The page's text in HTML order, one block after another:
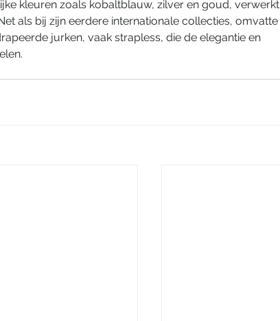
kleuren zoals kobaltblauw, zilver en goud, verwerkt
als bij zijn eerdere internationale collecties, omvatte
jurken, vaak strapless, die de elegantie en